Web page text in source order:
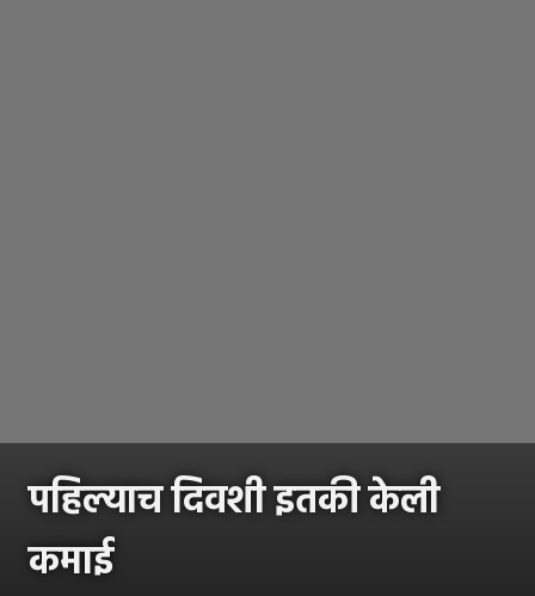
पहिल्याच दिवशी इतकी केली
कमाई